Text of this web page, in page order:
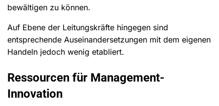
bewältigen zu können.
Auf Ebene der Leitungskräfte hingegen sind
entsprechende Auseinandersetzungen mit dem eigenen
Handeln jedoch wenig etabliert.
Ressourcen für Management-
Innovation